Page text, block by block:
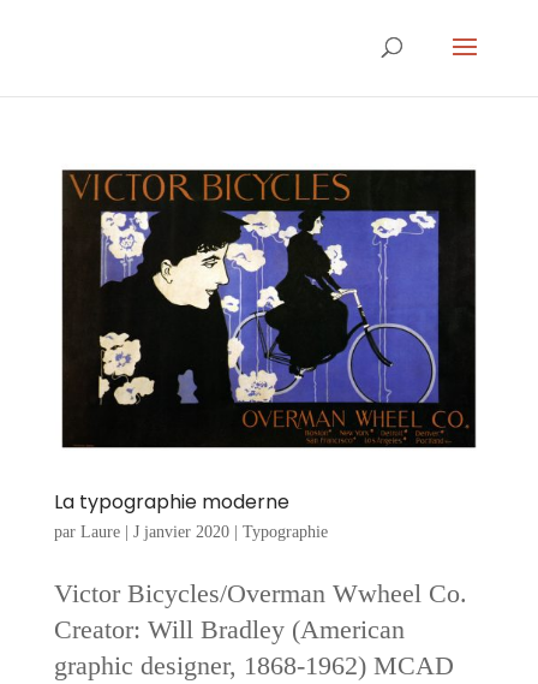
La typographie moderne
par Laure| J janvier 2020| Typographie
Victor Bicycles/Overman Wwheel Co.
Creator: Will Bradley (American
graphic designer, 1868-1962) MCAD